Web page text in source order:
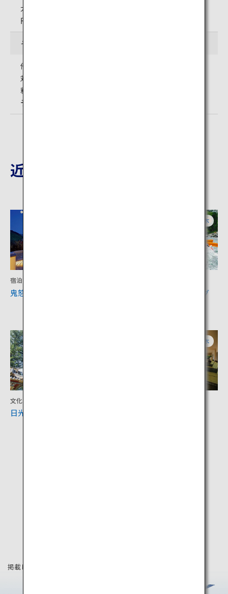
大人（中学生以上）：5,800円、小人（小学生）：3,000
円、65歳以上：4,700円、未就学児：無料
その他
侍修行館
対象年齢：13歳以上
料金：無料
予約制 受付は侍修行館の入口になります。
近隣の観光地
宿泊
鬼怒川温泉
栃木
日光鬼怒川のラフティング
文化
日光の社寺
栃木
掲載している情報は2023年9月時点の情報です。